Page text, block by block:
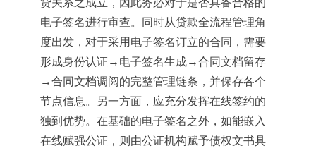
贷关系之成立，因此务必对于是否具备合格的
电子签名进行审查。同时从贷款全流程管理角
度出发，对于采用电子签名订立的合同，需要
形成身份认证 →电子签名生成→合同文档留存
→合同文档调阅的完整管理链条，并保存各个
节点信息。另一方面，应充分发挥在线签约的
独到优势。在基础的电子签名之外，如能嵌入
在线赋强公证，则由公证机构赋予债权文书具